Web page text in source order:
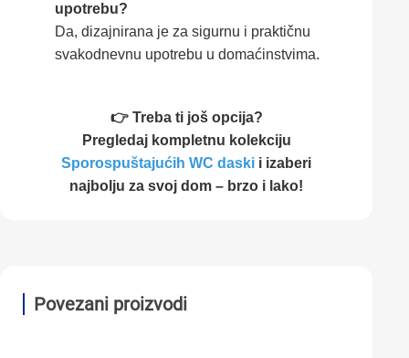
upotrebu?
Da, dizajnirana je za sigurnu i praktičnu
svakodnevnu upotrebu u domaćinstvima.
👉 Treba ti još opcija?
Pregledaj kompletnu kolekciju
Sporospuštajućih WC daski i izaberi
najbolju za svoj dom – brzo i lako!
Povezani proizvodi